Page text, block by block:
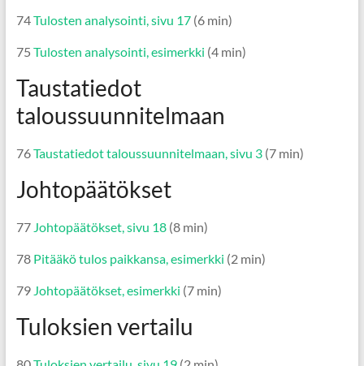
74Tulosten analysointi, sivu 17(6 min)
75 Tulosten analysointi, esimerkki (4 min)
Taustatiedot
taloussuunnitelmaan
76Taustatiedot taloussuunnitelmaan, sivu 3(7 min)
Johtopäätökset
77 Johtopäätökset, sivu 18(8 min)
78 Pitääkö tulos paikkansa, esimerkki (2 min)
79 Johtopäätökset, esimerkki (7 min)
Tuloksien vertailu